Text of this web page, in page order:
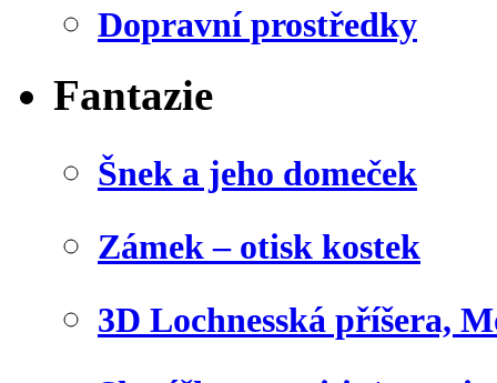
Dopravní prostředky
Fantazie
Šnek a jeho domeček
Zámek – otisk kostek
3D Lochnesská příšera,